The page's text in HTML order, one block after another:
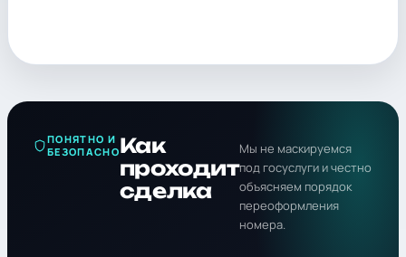
ПОНЯТНО И
БЕЗОПАСНОКак
проходит
сделка
Мы не маскируемся
под госуслуги и честно
объясняем порядок
переоформления
номера.